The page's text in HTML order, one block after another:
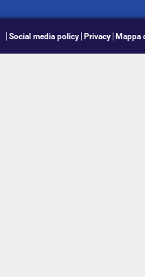
Social media policy Privacy Mappa